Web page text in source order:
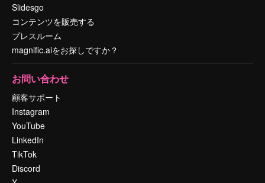
Slidesgo
コンテンツを販売する
プレスルーム
magnific.aiをお探しですか？
お問い合わせ
顧客サポート
Instagram
YouTube
LinkedIn
TikTok
Discord